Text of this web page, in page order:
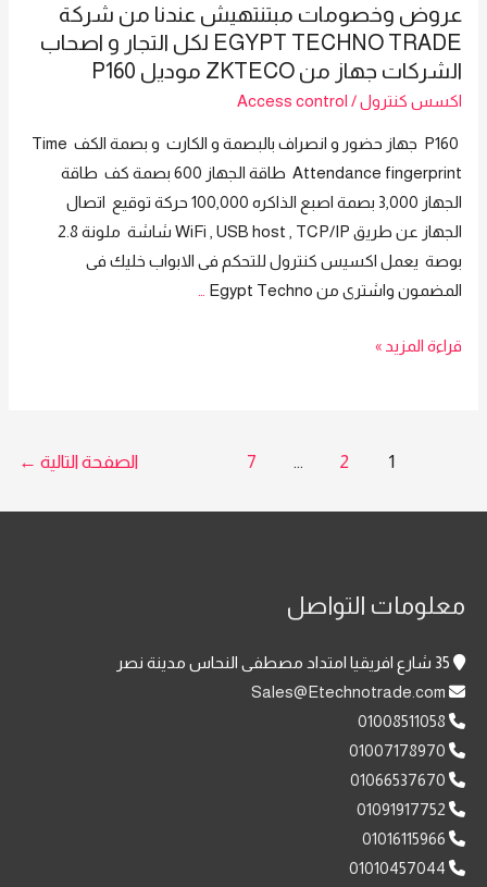
بعد
كده
ولا
مع
جهاز
البصمة
IN01
هاااااااا
قولت
شركتك
علشان
تطمن
مين
موجود
و
مين
لا
احنا
بنقولك
مع
موجود
مع
جهاز
البصمة
IN01
هاااااااا
؟!
قولت
ايه
عروض وخصومات مبتنتهيش عندنا من شركة
EGYPT TECHNO TRADE لكل التجار و اصحاب
الشركات جهاز من ZKTECO موديل P160
اكسس كنترول/
Access control
P160 جهاز حضور و انصراف بالبصمة و الكارت و بصمة الكف Time
Attendance fingerprint طاقة الجهاز 600 بصمة كف طاقة
الجهاز 3,000 بصمة اصبع الذاكره 100,000 حركة توقيع اتصال
الجهاز عن طريق WiFi , USB host , TCP/IP شاشة ملونة 2.8
بوصة يعمل اكسيس كنترول للتحكم فى الابواب خليك فى
المضمون واشترى من Egypt Techno
عروض
لكل
و
اصحاب
الشركات
جهاز
من
ZKTeco
موديل
P160
قراءة المزيد »
1
2
…
7 الصفحة التالية ←
معلومات التواصل
01008511058
01007178970
01066537670
01091917752
01016115966
01010457044